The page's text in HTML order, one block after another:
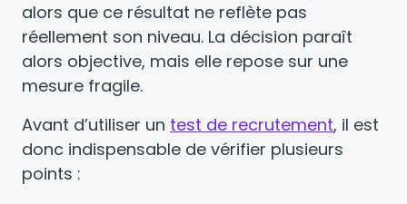
alors que ce résultat ne reflète pas
réellement son niveau. La décision paraît
alors objective, mais elle repose sur une
mesure fragile.
Avant d’utiliser un test de recrutement, il est
donc indispensable de vérifier plusieurs
points :